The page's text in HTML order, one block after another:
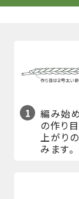
1
編み始
の作り
上がり
みます。